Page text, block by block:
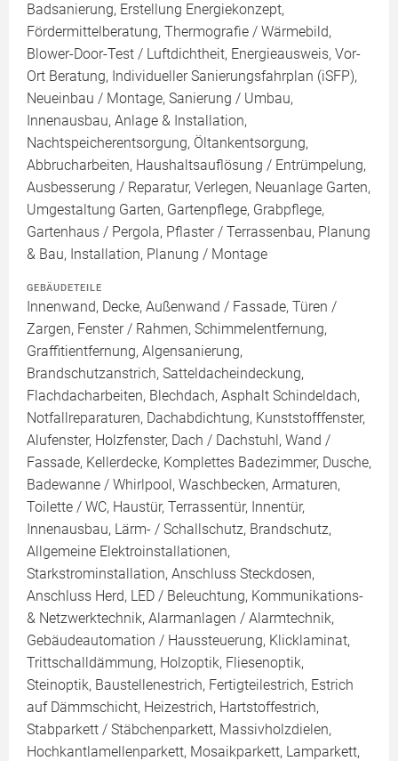
Badsanierung, Erstellung Energiekonzept,
Fördermittelberatung, Thermografie / Wärmebild,
Blower-Door-Test / Luftdichtheit, Energieausweis, Vor-
Ort Beratung, Individueller Sanierungsfahrplan (iSFP),
Neueinbau / Montage, Sanierung / Umbau,
Innenausbau, Anlage & Installation,
Nachtspeicherentsorgung, Öltankentsorgung,
Abbrucharbeiten, Haushaltsauflösung / Entrümpelung,
Ausbesserung / Reparatur, Verlegen, Neuanlage Garten,
Umgestaltung Garten, Gartenpflege, Grabpflege,
Gartenhaus / Pergola, Pflaster / Terrassenbau, Planung
& Bau, Installation, Planung / Montage
GEBÄUDETEILE
Innenwand, Decke, Außenwand / Fassade, Türen /
Zargen, Fenster / Rahmen, Schimmelentfernung,
Graffitientfernung, Algensanierung,
Brandschutzanstrich, Satteldacheindeckung,
Flachdacharbeiten, Blechdach, Asphalt Schindeldach,
Notfallreparaturen, Dachabdichtung, Kunststofffenster,
Alufenster, Holzfenster, Dach / Dachstuhl, Wand /
Fassade, Kellerdecke, Komplettes Badezimmer, Dusche,
Badewanne / Whirlpool, Waschbecken, Armaturen,
Toilette / WC, Haustür, Terrassentür, Innentür,
Innenausbau, Lärm- / Schallschutz, Brandschutz,
Allgemeine Elektroinstallationen,
Starkstrominstallation, Anschluss Steckdosen,
Anschluss Herd, LED / Beleuchtung, Kommunikations-
& Netzwerktechnik, Alarmanlagen / Alarmtechnik,
Gebäudeautomation / Haussteuerung, Klicklaminat,
Trittschalldämmung, Holzoptik, Fliesenoptik,
Steinoptik, Baustellenestrich, Fertigteilestrich, Estrich
auf Dämmschicht, Heizestrich, Hartstoffestrich,
Stabparkett / Stäbchenparkett, Massivholzdielen,
Hochkantlamellenparkett, Mosaikparkett, Lamparkett,